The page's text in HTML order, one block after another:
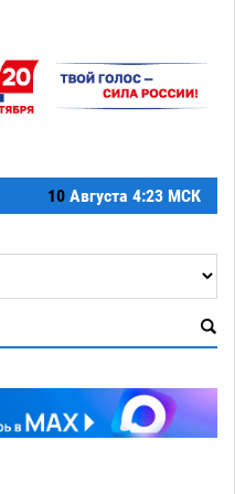
10 Августа 4:23 МСК